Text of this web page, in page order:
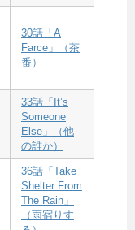
30話「A
Farce」（茶
番）
33話「It’s
Someone
Else」（他
の誰か）
36話「Take
Shelter From
The Rain」
（雨宿りす